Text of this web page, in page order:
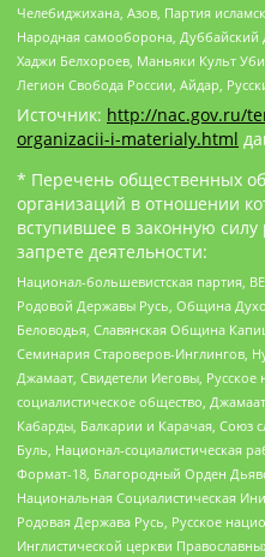
Челебиджихана, Азов, Партия
Народная самооборона, Дуббайский
Хаджи Белхороев, Маньяки Культ
Легион Свобода России, Айдар,
Источник: http://nac.gov.ru/
organizacii-i-materialy.html
* Перечень общественных
организаций в отношении
вступившее в законную
запрете деятельности:
Национал-большевистская партия,
Родовой Державы Русь, Община
Беловодья, Славянская Община
Семинария Староверов-Инглингов,
Джамаат, Свидетели Иеговы,
социалистическое общество,
Кабарды, Балкарии и Карачая, Союз
Буль, Национал-социалистическая
Формат-18, Благородный Орден
Национальная Социалистическая
Родовая Держава Русь, Русское
Инглистической церкви